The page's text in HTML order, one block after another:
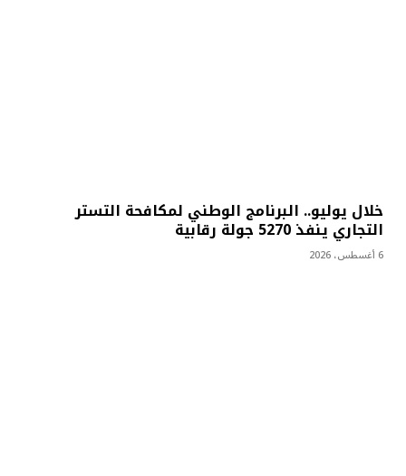
خلال يوليو.. البرنامج الوطني لمكافحة التستر
التجاري ينفذ 5270 جولة رقابية
6 أغسطس، 2026